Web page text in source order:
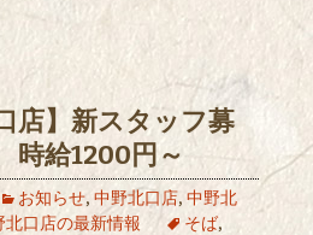
店】新スタッフ募
給1200円～
お知らせ, 中野北口店, 中野北
北口店の最新情報 そば,